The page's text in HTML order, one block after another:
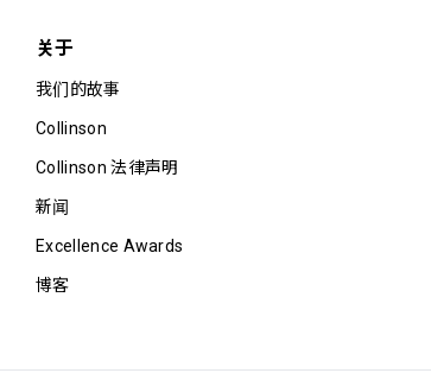
关于
我们的故事
Collinson
Collinson 法律声明
新闻
Excellence Awards
博客